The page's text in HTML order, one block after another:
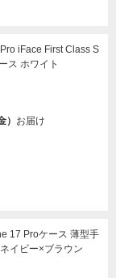
iFace First Class S
ス ホワイト
お届け
17 Proケース 薄型手
イビー×ブラウン